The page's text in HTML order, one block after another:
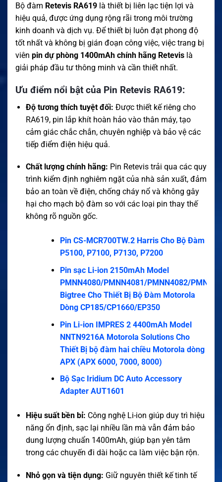
Bộ đàm Retevis RA619 là thiết bị liên lạc tiện lợi và
hiệu quả, được ứng dụng rộng rãi trong môi trường
kinh doanh và dịch vụ. Để thiết bị luôn đạt phong độ
tốt nhất và không bị gián đoạn công việc, việc trang bị
viên pin dự phòng 1400mAh chính hãng Retevis là
giải pháp đầu tư thông minh và cần thiết nhất.
Ưu điểm nổi bật của Pin Retevis RA619:
Độ tương thích tuyệt đối: Được thiết kế riêng cho
RA619, pin lắp khít hoàn hảo vào thân máy, tạo
cảm giác chắc chắn, chuyên nghiệp và bảo vệ các
tiếp điểm điện hiệu quả.
Chất lượng chính hãng: Pin Retevis trải qua các quy
trình kiểm định nghiêm ngặt của nhà sản xuất, đảm
bảo an toàn về điện, chống cháy nổ và không gây
hại cho mạch bộ đàm so với các loại pin thay thế
không rõ nguồn gốc.
Pin CS-MCR700TW.2 Harris Cho Bộ Đàm
P5100, P7100, P7130, P7200
Pin sạc Li-ion 2150mAh Model
PMNN4080/PMNN4081/PMNN4082/
Bigtree Cho Thiết Bị Bộ Đàm Motorola
Dòng CP185/CP1660/EP350
Pin Li-ion IMPRES 2 4400mAh Model
NNTN9216A Motorola Solutions Cho
Thiết Bị bộ đàm hai chiều Motorola dòng
APX (APX 6000, 7000, 8000)
Bộ Sạc Iridium DC Auto Accessory
Adapter AUT1601
Hiệu suất bền bỉ: Công nghệ Li-ion giúp duy trì hiệu
năng ổn định, sạc lại nhiều lần mà vẫn đảm bảo
dung lượng chuẩn 1400mAh, giúp bạn yên tâm
trong các chuyến đi dài hoặc ca làm việc bận rộn.
Nhỏ gọn và tiện dụng: Giữ nguyên thiết kế tinh tế